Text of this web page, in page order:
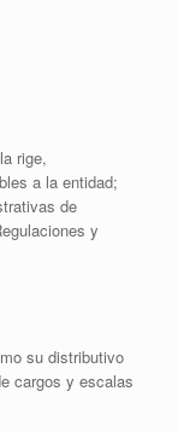
rige,
a la entidad;
de
y
su distributivo
cargos y escalas